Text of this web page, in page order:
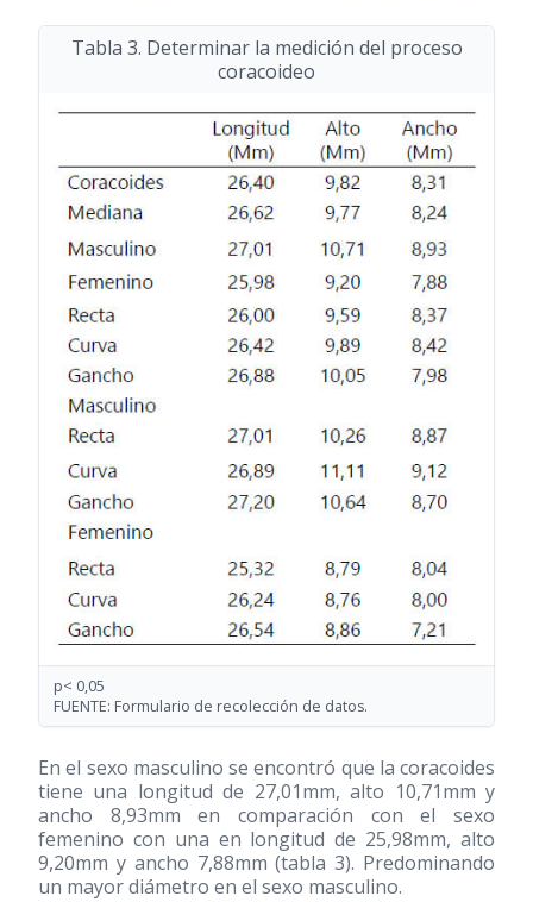
Tabla 3. Determinar la medición del proceso
coracoideo
p< 0,05
FUENTE: Formulario de recolección de datos.
En el sexo masculino se encontró que la coracoides
tiene una longitud de 27,01mm, alto 10,71mm y
ancho 8,93mm en comparación con el sexo
femenino con una en longitud de 25,98mm, alto
9,20mm y ancho 7,88mm (tabla 3). Predominando
un mayor diámetro en el sexo masculino.